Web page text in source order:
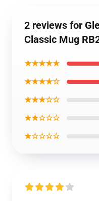
2 reviews for
Classic Mug
★★★★★
★★★★☆
★★★☆☆
★★☆☆☆
★☆☆☆☆